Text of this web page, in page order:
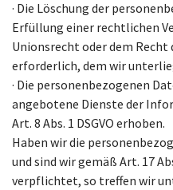
· Die Löschung der
Erfüllung einer rechtlichen
Unionsrecht oder dem
erforderlich, dem wir
· Die personenbezogenen
angebotene Dienste der
Art. 8 Abs. 1 DSGVO erhoben.
Haben wir die
und sind wir gemäß Art. 17
verpflichtet, so treffen wir